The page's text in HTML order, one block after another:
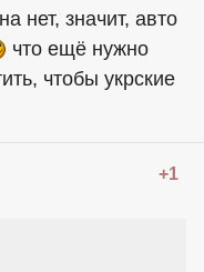
нет, значит, авто
что ещё нужно
чтобы укрские
+1